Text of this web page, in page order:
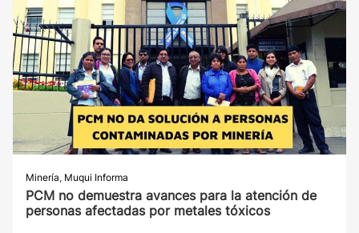
Minería, Muqui Informa
PCM no demuestra avances para la atención de
personas afectadas por metales tóxicos